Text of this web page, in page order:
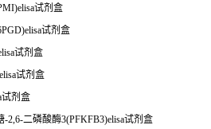
试剂盒
试剂盒
试剂盒
试剂盒
试剂盒
2,6-二磷酸酶3(PFKFB3)elisa试剂盒